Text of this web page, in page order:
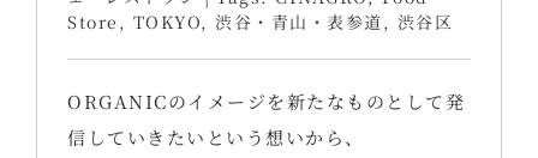
Store , TOKYO, 渋谷・青山・表参道 , 渋谷区
ORGANICのイメージを新たなものとして発
信していきたいという想いから、